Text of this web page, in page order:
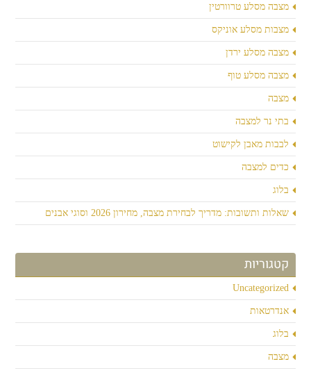
מצבה מסלע טרוורטין
מצבות מסלע אוניקס
מצבה מסלע ירדן
מצבה מסלע טוף
מצבה
בתי נר למצבה
לבבות מאבן לקישוט
כדים למצבה
בלוג
שאלות ותשובות: מדריך לבחירת מצבה, מחירון 2026 וסוגי אבנים
קטגוריות
Uncategorized
אנדרטאות
בלוג
מצבה